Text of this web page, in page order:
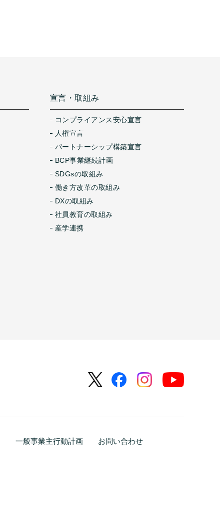
宣言・取組み
コンプライアンス安心宣言
人権宣言
パートナーシップ構築宣言
BCP事業継続計画
SDGsの取組み
働き方改革の取組み
DXの取組み
社員教育の取組み
産学連携
一般事業主行動計画 お問い合わせ